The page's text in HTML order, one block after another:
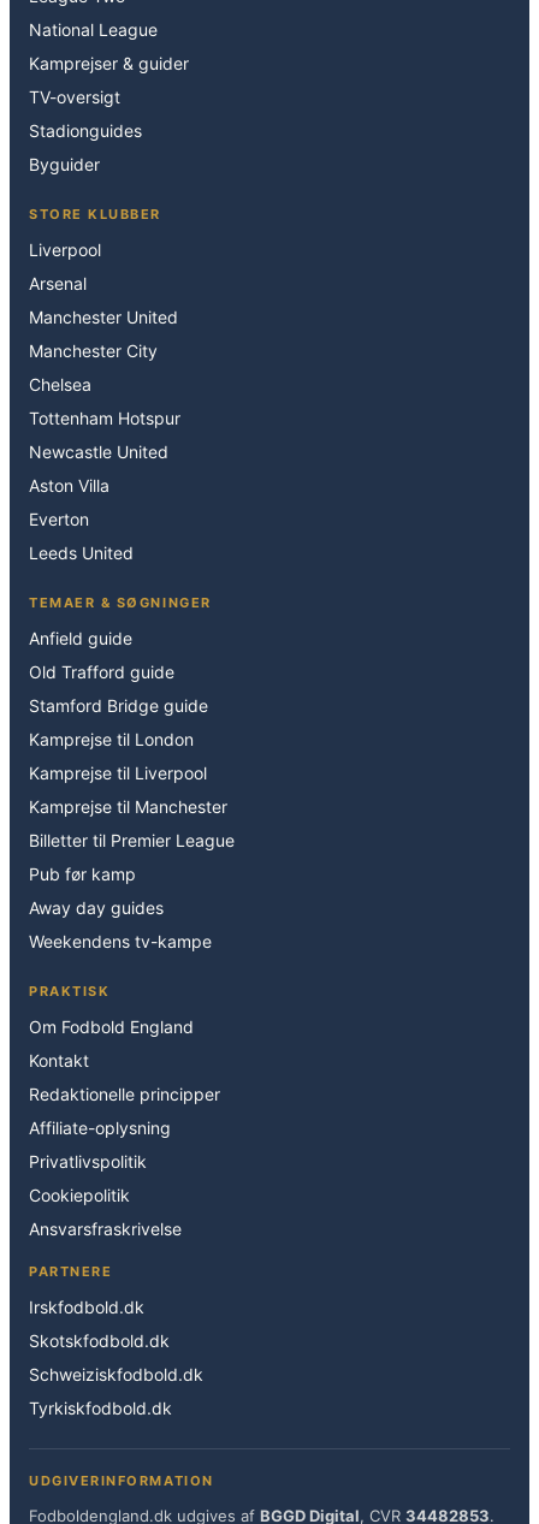
National League
Kamprejser & guider
TV-oversigt
Stadionguides
Byguider
STORE KLUBBER
Liverpool
Arsenal
Manchester United
Manchester City
Chelsea
Tottenham Hotspur
Newcastle United
Aston Villa
Everton
Leeds United
TEMAER & SØGNINGER
Anfield guide
Old Trafford guide
Stamford Bridge guide
Kamprejse til London
Kamprejse til Liverpool
Kamprejse til Manchester
Billetter til Premier League
Pub før kamp
Away day guides
Weekendens tv-kampe
PRAKTISK
Om Fodbold England
Kontakt
Redaktionelle principper
Affiliate-oplysning
Privatlivspolitik
Cookiepolitik
Ansvarsfraskrivelse
PARTNERE
Irskfodbold.dk
Skotskfodbold.dk
Schweiziskfodbold.dk
Tyrkiskfodbold.dk
UDGIVERINFORMATION
Fodboldengland.dk udgives af BGGD Digital, CVR 34482853.